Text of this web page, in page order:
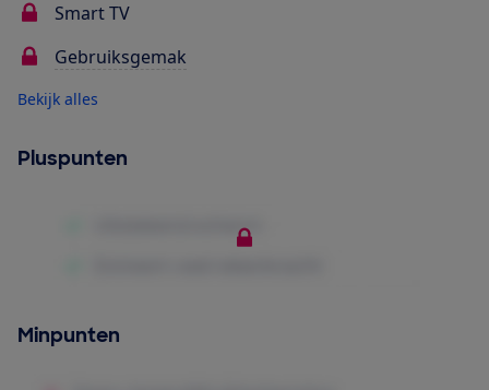
Smart TV
Gebruiksgemak
Bekijk alles
Pluspunten
Minpunten